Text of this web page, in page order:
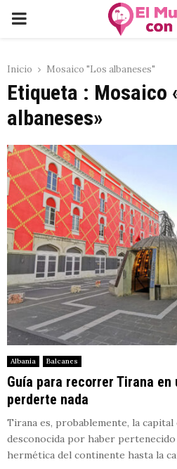
PRIMARY
Inicio Mosaico "Los albaneses"
Etiqueta : Mosaico
albaneses»
Albania Balcanes
Guía para recorrer Tirana en
perderte nada
Tirana es, probablemente, la
desconocida por haber
hermética del continente hasta la